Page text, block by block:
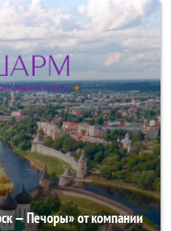
— Печоры» от компании